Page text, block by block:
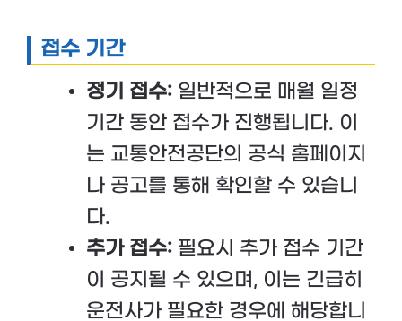
접수 기간
정기 접수: 일반적으로 매월 일정
기간 동안 접수가 진행됩니다. 이
는 교통안전공단의 공식 홈페이지
나 공고를 통해 확인할 수 있습니
다.
추가 접수: 필요시 추가 접수 기간
이 공지될 수 있으며, 이는 긴급히
운전사가 필요한 경우에 해당합니